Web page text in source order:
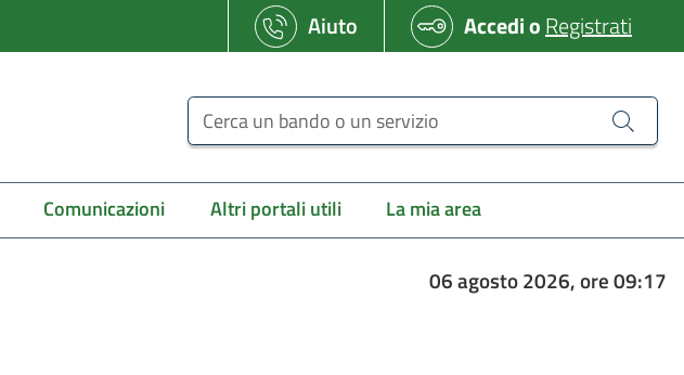
Aiuto AccedioRegistrati
Cerca un bando o un servizio
Comunicazioni Altri portali utili La mia area
06 agosto 2026, ore 09:17